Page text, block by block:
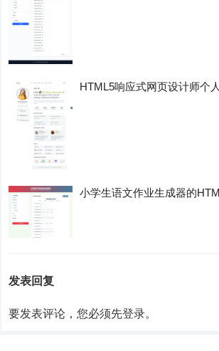
HTML5响应式网页设计师个
小学生语文作业生成器的
发表回复
要发表评论，您必须先登录。